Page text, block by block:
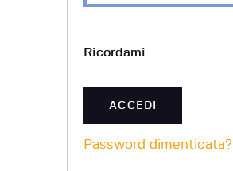
Ricordami
ACCEDI
Password dimenticata?